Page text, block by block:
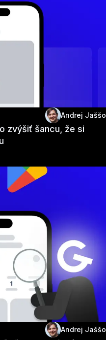
Andrej Jaššo
zvýšiť šancu, že si
Andrej Jaššo